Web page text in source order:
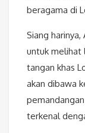
beragama di
Siang
untuk melihat
tangan khas
akan dibawa
terkenal